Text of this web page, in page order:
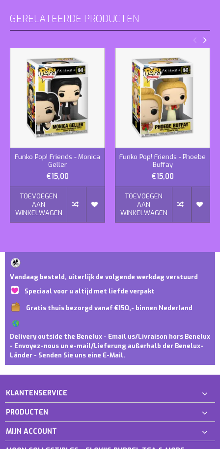
GERELATEERDE PRODUCTEN
Funko Pop! Friends - Monica
Geller
€15,00
TOEVOEGEN
AAN
WINKELWAGEN
Funko Pop! Friends - Phoebe
Buffay
€15,00
TOEVOEGEN
AAN
WINKELWAGEN
Vandaag besteld, uiterlijk de volgende werkdag verstuurd
Speciaal voor u altijd met liefde verpakt
Gratis thuis bezorgd vanaf €150,- binnen Nederland
Delivery outside the Benelux - Email us/Livraison hors Benelux
- Envoyez-nous un e-mail/Lieferung außerhalb der Benelux-
Länder - Senden Sie uns eine E-Mail.
KLANTENSERVICE
PRODUCTEN
MIJN ACCOUNT